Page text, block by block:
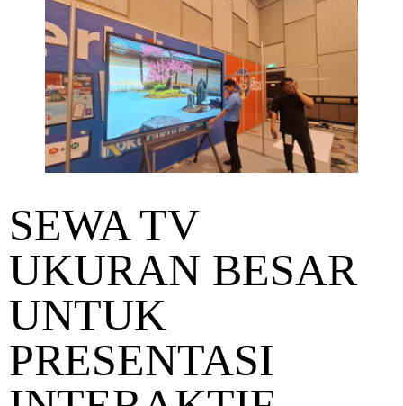
SEWA TV
UKURAN BESAR
UNTUK
PRESENTASI